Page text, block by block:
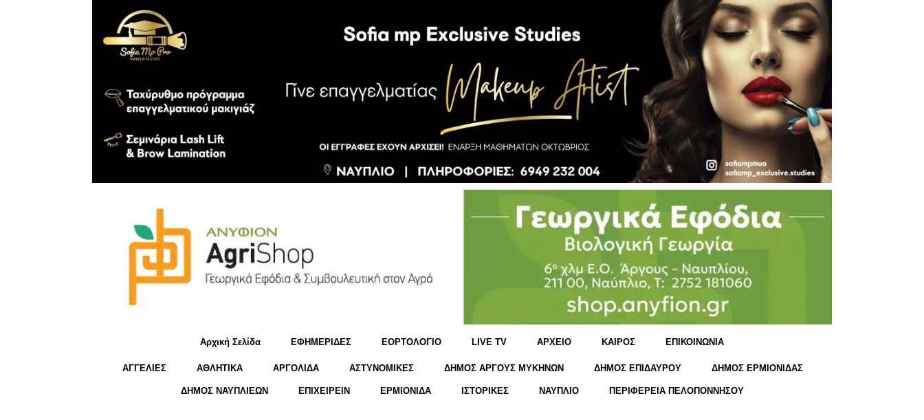
Αρχική Σελίδα ΕΦΗΜΕΡΙΔΕΣ ΕΟΡΤΟΛΟΓΙΟ LIVE TV ΑΡΧΕΙΟ KΑΙΡΟΣ ΕΠΙΚΟΙΝΩΝΙΑ
ΑΓΓΕΛΙΕΣ ΑΘΛΗΤΙΚΑ ΑΡΓΟΛΙΔΑ ΑΣΤΥΝΟΜΙΚΕΣ ΔΗΜΟΣ ΑΡΓΟΥΣ ΜΥΚΗΝΩΝ ΔΗΜΟΣ ΕΠΙΔΑΥΡΟΥ ΔΗΜΟΣ ΕΡΜΙΟΝΙΔΑΣ
ΔΗΜΟΣ ΝΑΥΠΛΙΕΩΝ ΕΠΙΧΕΙΡΕΙΝ ΕΡΜΙΟΝΙΔΑ ΙΣΤΟΡΙΚΕΣ ΝΑΥΠΛΙΟ ΠΕΡΙΦΕΡΕΙΑ ΠΕΛΟΠΟΝΝΗΣΟΥ